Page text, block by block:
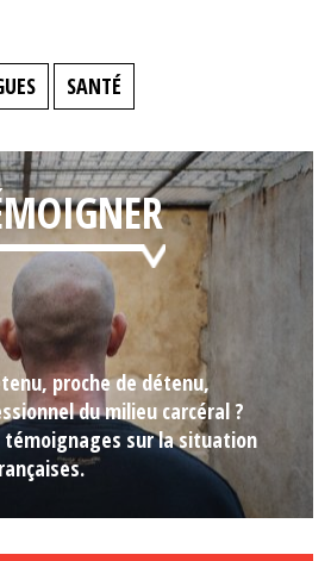
SANTÉ
proche de détenu,
du milieu carcéral ?
témoignages sur la situation